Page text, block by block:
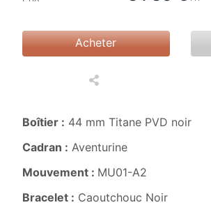
Acheter
Boîtier : 44 mm Titane PVD noir
Cadran : Aventurine
Mouvement : MU01-A2
Bracelet : Caoutchouc Noir